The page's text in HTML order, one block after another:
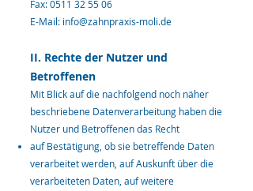
Fax:0511 32 55 06
E-Mail: info@zahnpraxis-moli.de
II. Rechte der Nutzer und
Betroffenen
Mit Blick auf die nachfolgend noch näher
beschriebene Datenverarbeitung haben die
Nutzer und Betroffenen das Recht
auf Bestätigung, ob sie betreffende Daten
verarbeitet werden, auf Auskunft über die
verarbeiteten Daten, auf weitere